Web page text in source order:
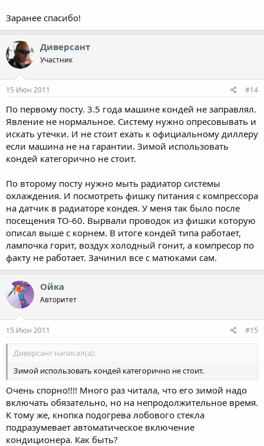
Заранее спасибо!
Диверсант
Участник
15 Июн 2011 #14
По первому посту. 3.5 года машине кондей не заправлял.
Явление не нормальное. Систему нужно опресовывать и
искать утечки. И не стоит ехать к официальному диллеру
если машина не на гарантии. Зимой использовать
кондей категорично не стоит.
По второму посту нужно мыть радиатор системы
охлаждения. И посмотреть фишку питания с компрессора
на датчик в радиаторе кондея. У меня так было после
посещения ТО-60. Вырвали проводок из фишки которую
описал выше с корнем. В итоге кондей типа работает,
лампочка горит, воздух холодный гонит, а компресор по
факту не работает. Зачинил все с матюками сам.
Ойка
Авторитет
15 Июн 2011 #15
Диверсант написал(а):
Зимой использовать кондей категорично не стоит.
Очень спорно!!!! Много раз читала, что его зимой надо
включать обязательно, но на непродолжительное время.
К тому же, кнопка подогрева лобового стекла
подразумевает автоматическое включение
кондиционера. Как быть?